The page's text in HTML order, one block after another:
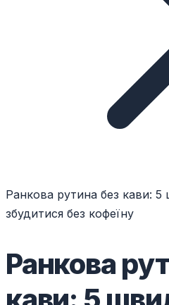
Ранкова рутина без кави: 5
збудитися без кофеїну
Ранкова